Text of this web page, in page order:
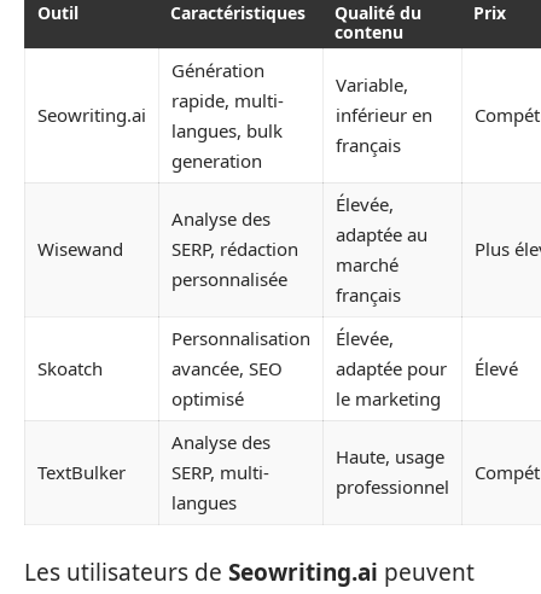
Outil Caractéristiques
Qualité du
contenu
Prix
Seowriting.ai
Génération
rapide, multi-
langues, bulk
generation
Variable,
inférieur en
français
Wisewand
Analyse des
SERP, rédaction
personnalisée
Élevée,
adaptée au
marché
français
Plus
Skoatch
Personnalisation
avancée, SEO
optimisé
Élevée,
adaptée pour
le marketing
Élevé
TextBulker
Analyse des
SERP, multi-
langues
Haute, usage
professionnel
Les utilisateurs de Seowriting.ai peuvent